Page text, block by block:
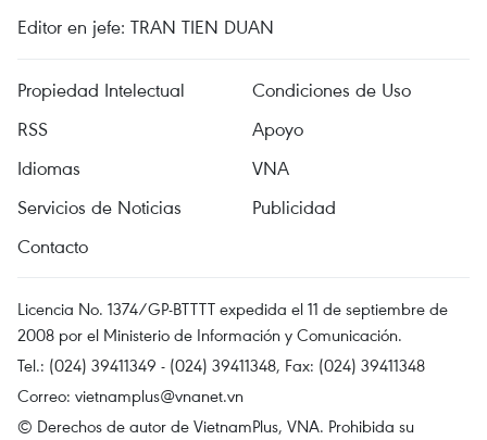
Editor en jefe: TRAN TIEN DUAN
Propiedad Intelectual
Condiciones de Uso
RSS
Apoyo
Idiomas
VNA
Servicios de Noticias
Publicidad
Contacto
Licencia No. 1374/GP-BTTTT expedida el 11 de septiembre de
2008 por el Ministerio de Información y Comunicación.
Tel.: (024) 39411349 - (024) 39411348, Fax: (024) 39411348
Correo: vietnamplus@vnanet.vn
© Derechos de autor de VietnamPlus, VNA. Prohibida su